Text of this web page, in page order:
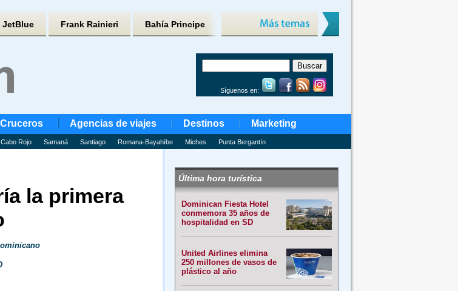
JetBlue Frank Rainieri Bahía Principe
Síguenos en:
Cruceros Agencias de viajes Destinos Marketing
Rojo Samaná Santiago Romana-Bayahíbe Miches Punta Bergantín
la primera
Última hora turística
Dominican Fiesta Hotel
conmemora 35 años de
hospitalidad en SD
United Airlines elimina
250 millones de vasos de
plástico al año